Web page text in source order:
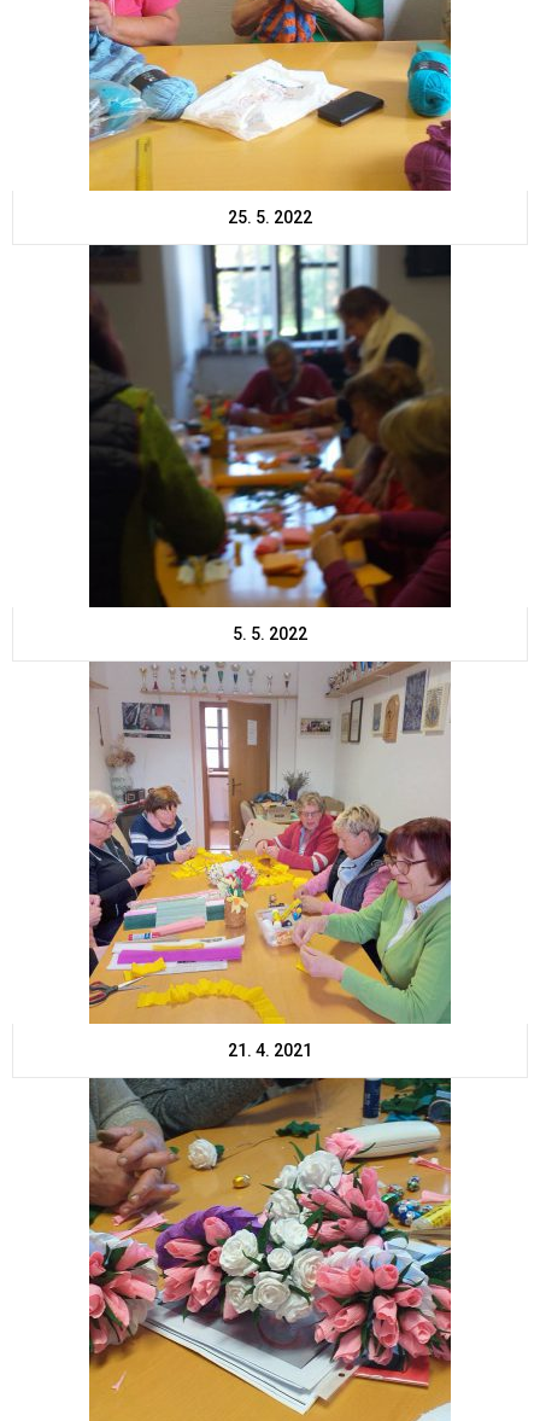
25. 5. 2022
5. 5. 2022
21. 4. 2021